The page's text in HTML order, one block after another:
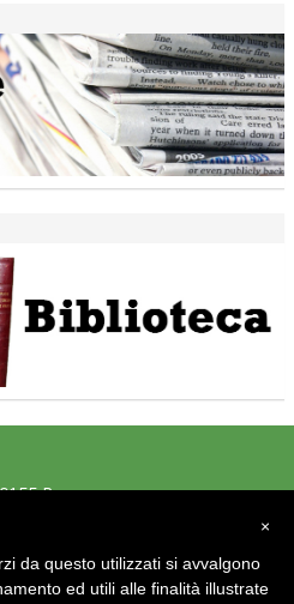
Terzjus: prima riunione a
Roma
×
da questo utilizzati si avvalgono
ed utili alle finalità illustrate